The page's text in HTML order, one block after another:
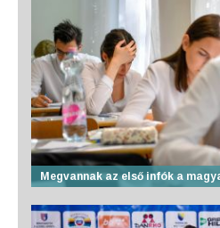
Megvannak az első infók a